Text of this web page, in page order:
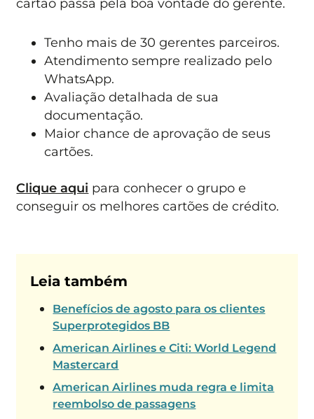
cartão passa pela boa vontade do gerente.
Tenho mais de 30 gerentes parceiros.
Atendimento sempre realizado pelo
WhatsApp.
Avaliação detalhada de sua
documentação.
Maior chance de aprovação de seus
cartões.
Clique aqui para conhecer o grupo e
conseguir os melhores cartões de crédito.
Leia também
Benefícios de agosto para os clientes
Superprotegidos BB
American Airlines e Citi: World Legend
Mastercard
American Airlines muda regra e limita
reembolso de passagens